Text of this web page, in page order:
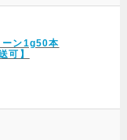
ーン1g50本
可】